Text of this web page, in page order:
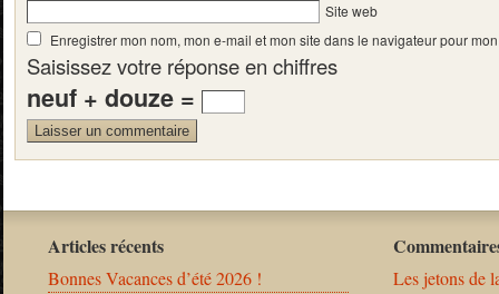
Site web
Enregistrer mon nom, mon e-mail et mon site dans le navigateur pour
Saisissez votre réponse en chiffres
neuf + douze =
Articles récents
Bonnes Vacances d’été 2026 !
Les jetons de